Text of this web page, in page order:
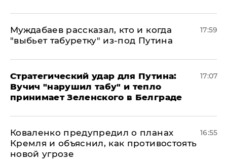
Муждабаев рассказал, кто и когда
"выбьет табуретку" из-под Путина
17:59
Стратегический удар для Путина:
Вучич "нарушил табу" и тепло
принимает Зеленского в Белграде
17:07
Коваленко предупредил о планах
Кремля и объяснил, как противостоять
новой угрозе
16:55